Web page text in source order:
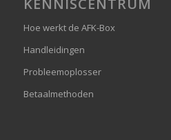
KENNISCENTRUM
Hoe werkt de AFK-Box
Handleidingen
Probleemoplosser
Betaalmethoden